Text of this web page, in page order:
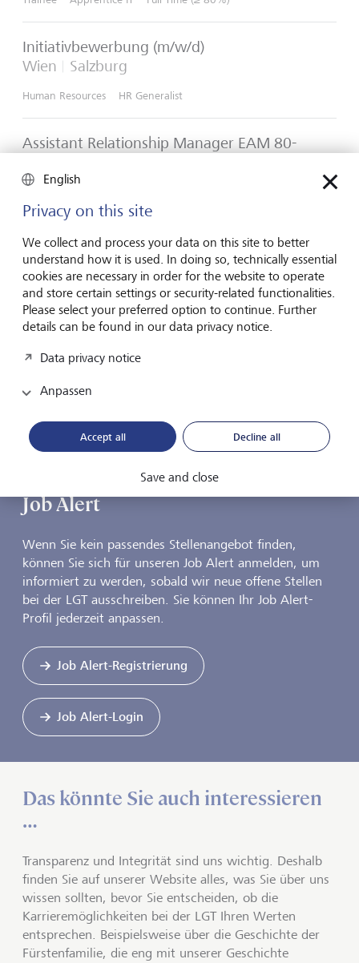
Initiativbewerbung (m/w/d)
Wien
Salzburg
Human Resources HR Generalist
Assistant Relationship Manager EAM 80-
Vaduz
Relationship Management
Assistant Relationship Management Intermediaries
Full Time (≥ 80%)
Relationship Manager Markt International
(m/w/d)
Wien
Relationship Management
Full Time (≥ 80%)
1 2 3
Job Alert
Wenn Sie kein passendes Stellenangebot finden,
können Sie sich für unseren Job Alert anmelden, um
informiert zu werden, sobald wir neue offene Stellen
bei der LGT ausschreiben. Sie können Ihr Job Alert-
Profil jederzeit anpassen.
Job Alert-Registrierung
Job Alert-Login
Das könnte Sie auch interessieren
…
Transparenz und Integrität sind uns wichtig. Deshalb
finden Sie auf unserer Website alles, was Sie über uns
wissen sollten, bevor Sie entscheiden, ob die
Karrieremöglichkeiten bei der LGT Ihren Werten
entsprechen. Beispielsweise über die Geschichte der
Fürstenfamilie, die eng mit unserer Geschichte
English
Privacy on this site
We collect and process your data on this site to better
understand how it is used. In doing so, technically essential
cookies are necessary in order for the website to operate
and store certain settings or security-related functionalities.
Please select your preferred option to continue. Further
details can be found in our data privacy notice.
Data privacy notice
Anpassen
Accept all Decline all
Save and close